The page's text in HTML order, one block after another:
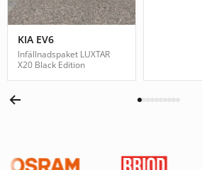
KIA EV6
Infällnadspaket LUXTAR
X20 Black Edition